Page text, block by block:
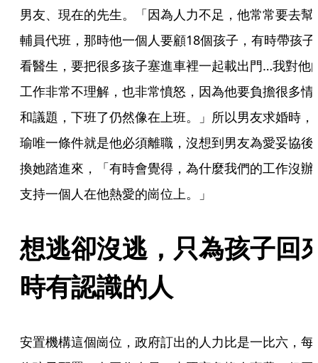
男友、現在的先生。「因為人力不足，他常常要去幫
輔員代班，那時他一個人要顧18個孩子，有時帶孩子
看醫生，要把很多孩子塞進車裡一起載出門…我對他
工作非常不理解，也非常憤怒，因為他要負擔很多情
和議題，下班了仍然像在上班。」所以男友求婚時，
瑜唯一條件就是他必須離職，沒想到男友為愛妥協後
換她踏進來，「有時會覺得，為什麼我們的工作沒辦
支持一個人在他熱愛的崗位上。」
想逃卻沒逃，只為孩子回
時有認識的人
安置機構這個崗位，政府訂出的人力比是一比六，每